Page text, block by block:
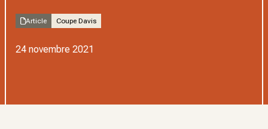
Article Coupe Davis
24 novembre 2021